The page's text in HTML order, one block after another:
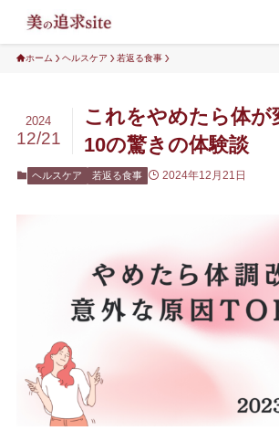
ホーム ヘルスケア 若返る食事
これをやめたら体が
10の驚きの体験談
2024
12/21
ヘルスケア 若返る食事 2024年12月21日